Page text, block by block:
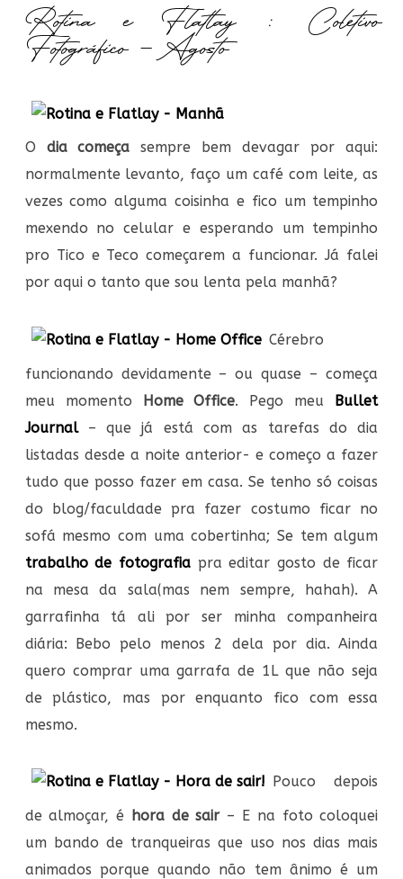
Rotina e Flatlay : Coletivo
Fotográfico – Agosto
O dia começa sempre bem devagar por aqui:
normalmente levanto, faço um café com leite, as
vezes como alguma coisinha e fico um tempinho
mexendo no celular e esperando um tempinho
pro Tico e Teco começarem a funcionar. Já falei
por aqui o tanto que sou lenta pela manhã?
Cérebro
funcionando devidamente – ou quase – começa
meu momento
Home Office. Pego meu Bullet
Journal– que já está com as tarefas do dia
listadas desde a noite anterior- e começo a fazer
tudo que posso fazer em casa. Se tenho só coisas
do blog/faculdade pra fazer costumo ficar no
sofá mesmo com uma cobertinha; Se tem algum
trabalho de fotografiapra editar gosto de ficar
na mesa da sala(mas nem sempre, hahah). A
garrafinha tá ali por ser minha companheira
diária: Bebo pelo menos 2 dela por dia. Ainda
quero comprar uma garrafa de 1L que não seja
de plástico, mas por enquanto fico com essa
mesmo.
Pouco depois
de almoçar, é hora de sair – E na foto coloquei
um bando de tranqueiras que uso nos dias mais
animados porque quando não tem ânimo é um